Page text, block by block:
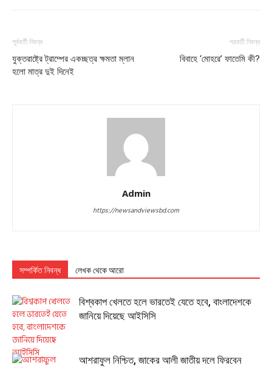
পূর্ববর্তী নিবন্ধ
যুক্তরাষ্ট্রে ট্রাম্পের একচ্ছত্র ক্ষমতা ম্লান
হলো মাত্র দুই দিনেই
পরবর্তী নিবন্ধ
বিবাহে ‘মোহরে’ ফাতেমি কী?
Admin
https://newsandviewsbd.com
সম্পর্কিত নিবন্ধ লেখক থেকে আরো
বিশ্বকাপ খেলতে হলে ভারতেই যেতে হবে, বাংলাদেশকে
জানিয়ে দিয়েছে আইসিসি
আশরাফুল নিশ্চিত, জাকের আলী জাতীয় দলে ফিরবেন